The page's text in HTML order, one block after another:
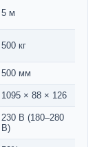
5 м
500 кг
500 мм
1095 × 88 × 126
230 В (180–280
В)